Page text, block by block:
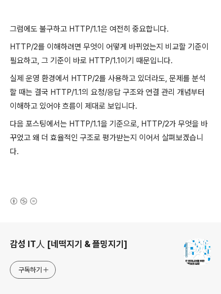
그럼에도 불구하고 HTTP/1.1은 여전히 중요합니다.
HTTP/2를 이해하려면 무엇이 어떻게 바뀌었는지 비교할 기준이
필요하고, 그 기준이 바로 HTTP/1.1이기 때문입니다.
실제 운영 환경에서 HTTP/2를 사용하고 있더라도, 문제를 분석
할 때는 결국 HTTP/1.1의 요청/응답 구조와 연결 관리 개념부터
이해하고 있어야 흐름이 제대로 보입니다.
다음 포스팅에서는 HTTP/1.1을 기준으로, HTTP/2가 무엇을 바
꾸었고 왜 더 효율적인 구조로 평가받는지 이어서 살펴보겠습니
다.
감성 IT人 [네떡지기 & 플밍지기]
구독하기